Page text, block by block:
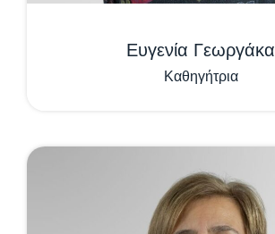
Ευγενία Γεωργάκα
Καθηγήτρια